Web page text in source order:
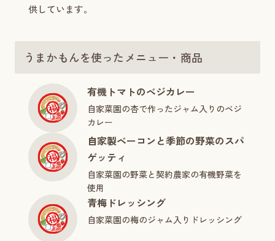
供しています。
うまかもんを使ったメニュー・商品
有機トマトのベジカレー
自家菜園の杏で作ったジャム入りのベジ
カレー
自家製ベーコンと季節の野菜のスパ
ゲッティ
自家菜園の野菜と契約農家の有機野菜を
使用
青梅ドレッシング
自家菜園の梅のジャム入りドレッシング